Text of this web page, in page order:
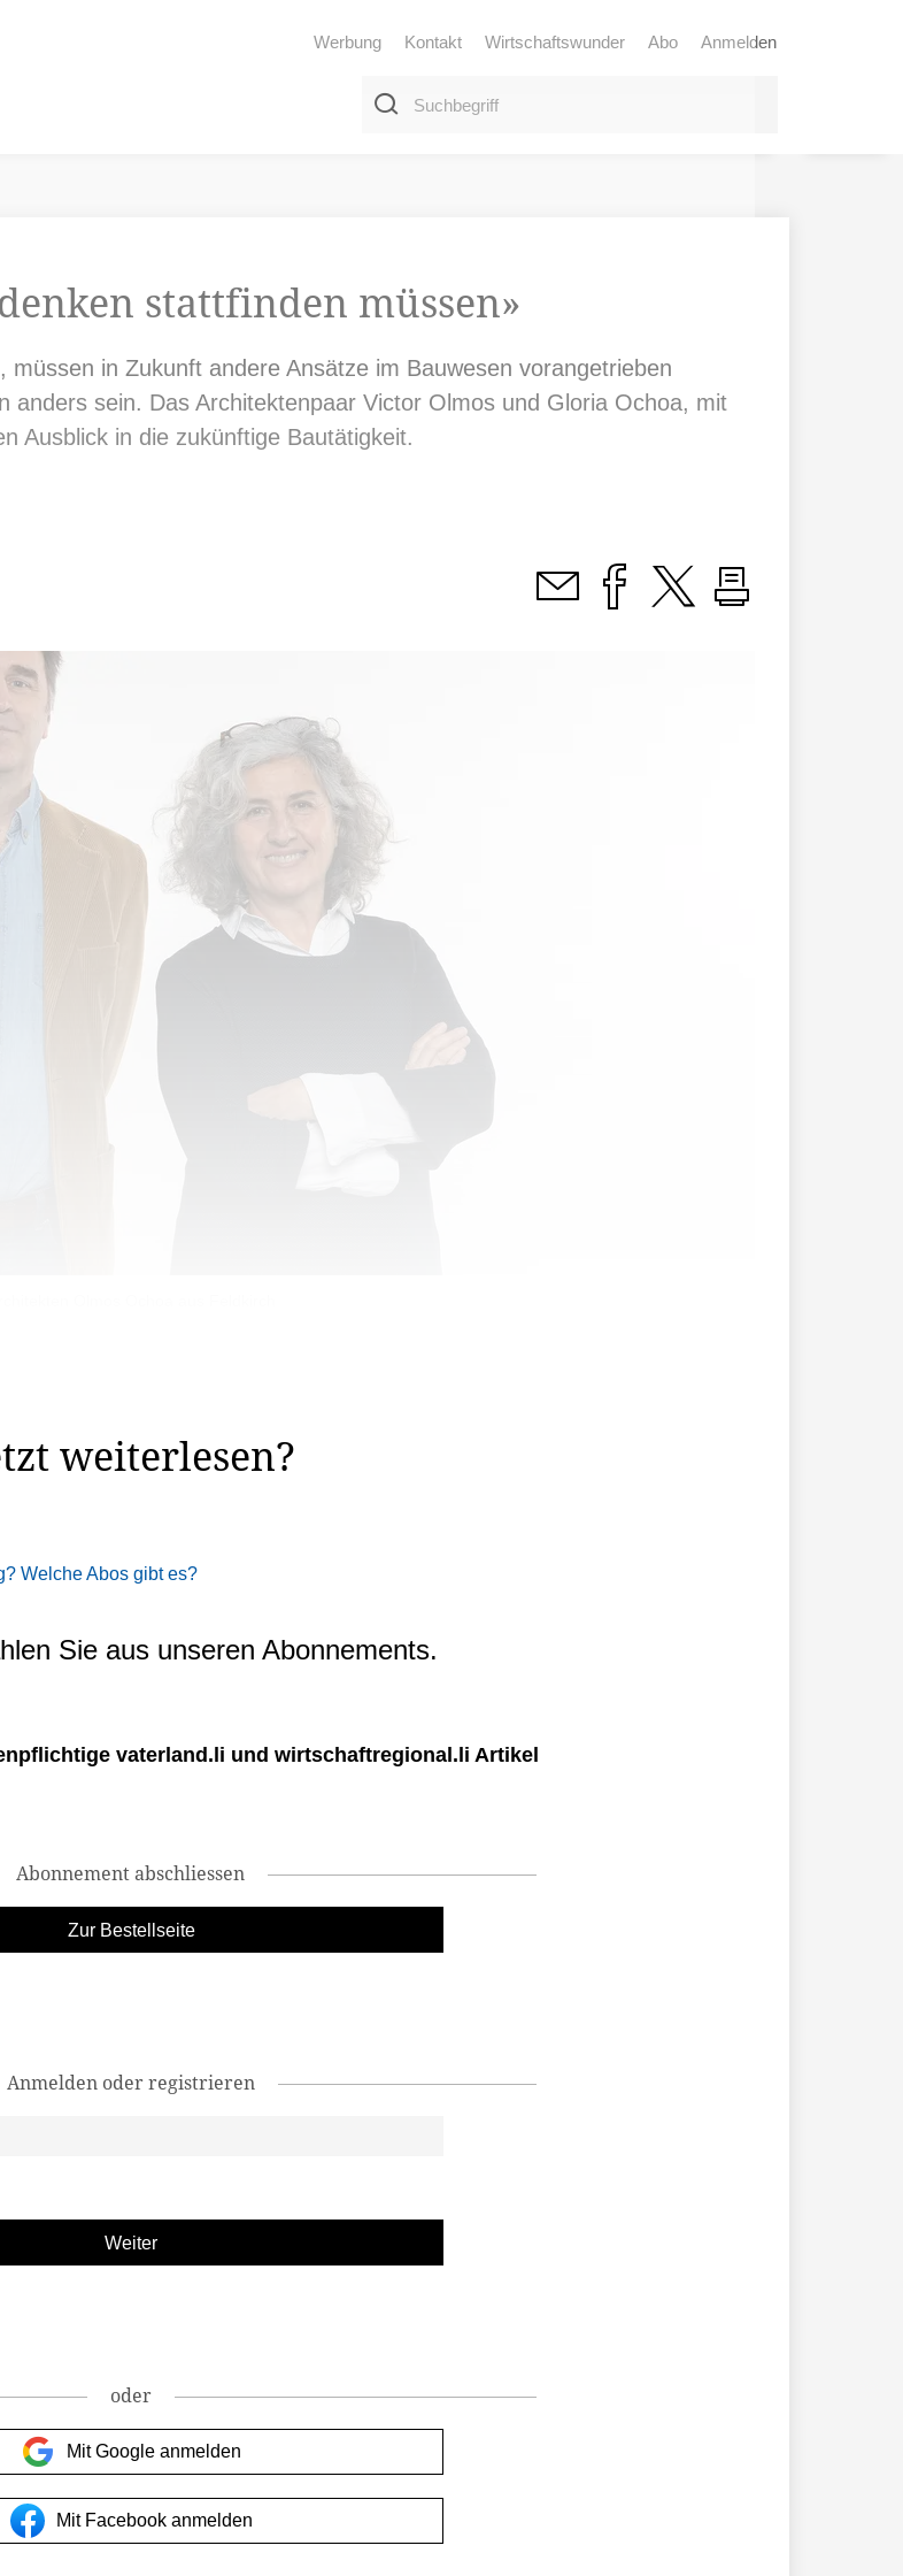
Abo Anmelden
Werbung Kontakt Wirtschaftswunder
stattfinden müssen»
in Zukunft andere Ansätze im Bauwesen vorangetrieben
anders sein. Das Architektenpaar Victor Olmos und Gloria Ochoa, mit
Ausblick in die zukünftige Bautätigkeit.
weiterlesen?
Welche Abos gibt es?
Sie aus unseren Abonnements.
vaterland.li und wirtschaftregional.li Artikel
Abonnement abschliessen
Zur Bestellseite
Anmelden oder registrieren
oder
Mit Google anmelden
Mit Facebook anmelden